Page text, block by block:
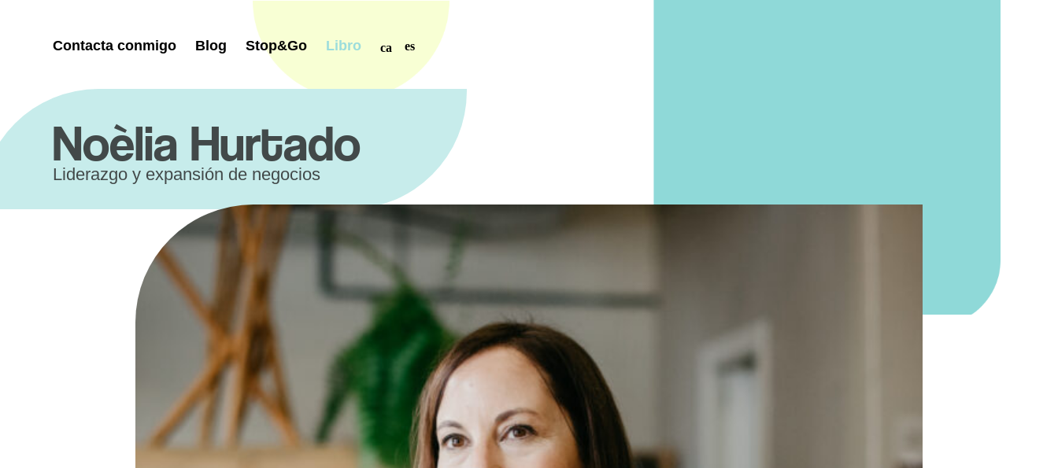
Contacta conmigo Blog Stop&Go Libro ca es
Noèlia Hurtado
Liderazgo y expansión de negocios